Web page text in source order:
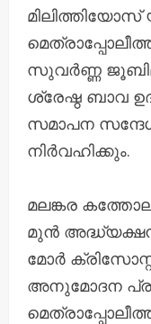
സുവർണ്ണ
ശ്രേഷ്ഠ ബാവ
സമാപന
നിർവഹിക്കും.
മലങ്കര
മുൻ
മോർ
അനുമോദന